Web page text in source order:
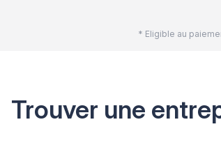
* Eligible au
Trouver une